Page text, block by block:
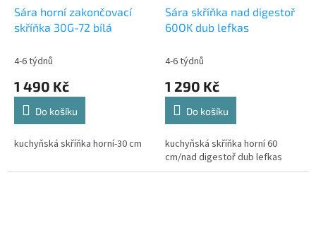
Sára horní zakončovací
skříňka 30G-72 bílá
4-6 týdnů
1 490 Kč
Do košíku
kuchyňská skříňka horní-30 cm
Sára skříňka nad digestoř
60OK dub lefkas
4-6 týdnů
1 290 Kč
Do košíku
kuchyňská skříňka horní 60
cm/nad digestoř dub lefkas